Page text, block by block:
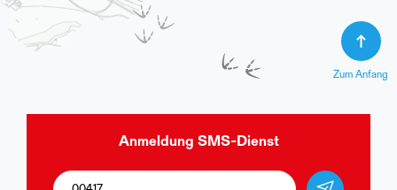
Zum Anfang
Anmeldung SMS-Dienst